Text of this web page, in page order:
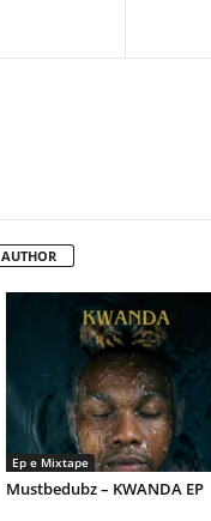
Ep e Mixtape
Mustbedubz – KWANDA EP